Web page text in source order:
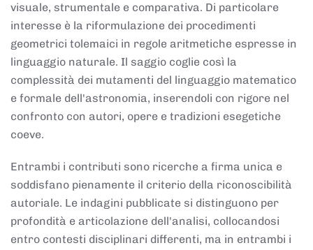
visuale, strumentale e comparativa. Di particolare
interesse è la riformulazione dei procedimenti
geometrici tolemaici in regole aritmetiche espresse in
linguaggio naturale. Il saggio coglie così la
complessità dei mutamenti del linguaggio matematico
e formale dell'astronomia, inserendoli con rigore nel
confronto con autori, opere e tradizioni esegetiche
coeve.
Entrambi i contributi sono ricerche a firma unica e
soddisfano pienamente il criterio della riconoscibilità
autoriale. Le indagini pubblicate si distinguono per
profondità e articolazione dell'analisi, collocandosi
entro contesti disciplinari differenti, ma in entrambi i